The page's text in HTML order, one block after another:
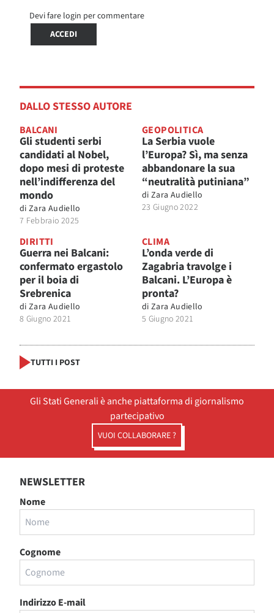
Devi fare login per commentare
ACCEDI
DALLO STESSO AUTORE
BALCANI
Gli studenti serbi
candidati al Nobel,
dopo mesi di proteste
nell’indifferenza del
mondo
di Zara Audiello
7 Febbraio 2025
GEOPOLITICA
La Serbia vuole
l’Europa? Sì, ma senza
abbandonare la sua
“neutralità putiniana”
di Zara Audiello
23 Giugno 2022
DIRITTI
Guerra nei Balcani:
confermato ergastolo
per il boia di
Srebrenica
di Zara Audiello
8 Giugno 2021
CLIMA
L’onda verde di
Zagabria travolge i
Balcani. L’Europa è
pronta?
di Zara Audiello
5 Giugno 2021
TUTTI I POST
Gli Stati Generali è anche piattaforma di giornalismo
partecipativo
VUOI COLLABORARE ?
NEWSLETTER
Nome
Cognome
Indirizzo E-mail